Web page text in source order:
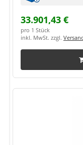
33.901,43 €
pro 1 Stück
inkl. MwSt. zzgl.